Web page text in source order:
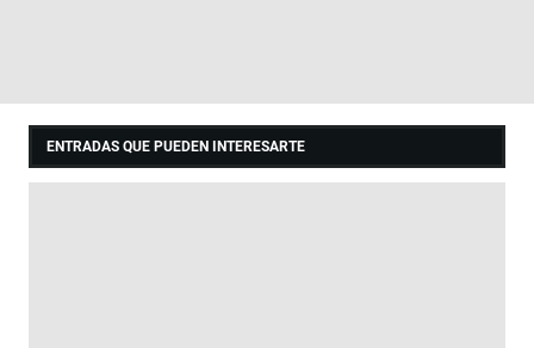
ENTRADAS QUE PUEDEN INTERESARTE